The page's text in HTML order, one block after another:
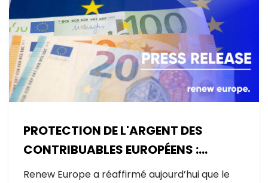
PROTECTION DE L'ARGENT DES
CONTRIBUABLES EUROPÉENS :
AUCUNE EXCEPTION
Renew Europe a réaffirmé aujourd’hui que le